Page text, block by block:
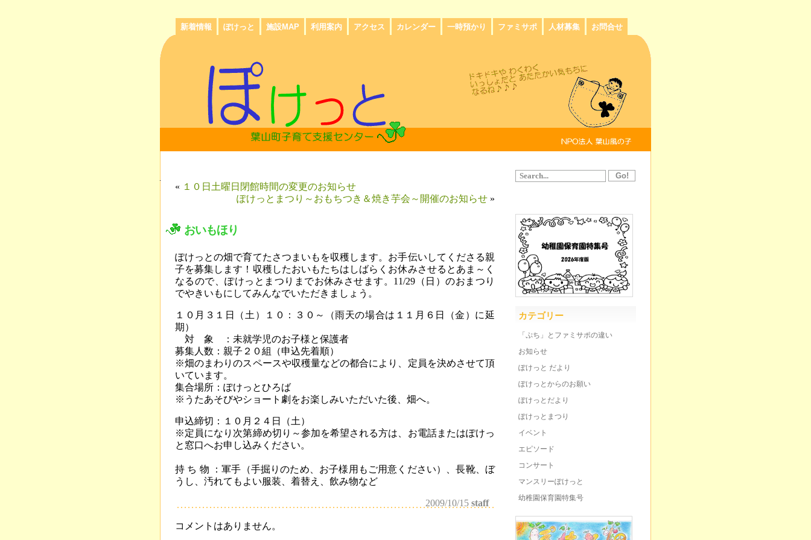
新着情報 ぽけっと 施設MAP 利用案内 アクセス カレンダー 一時預かり ファミサポ 人材募集 お問合せ
« １０日土曜日閉館時間の変更のお知らせ
ぽけっとまつり～おもちつき＆焼き芋会～開催のお知らせ »
おいもほり
ぽけっとの畑で育てたさつまいもを収穫します。お手伝いしてくださる親
子を募集します！収穫したおいもたちはしばらくお休みさせるとあま～く
なるので、ぽけっとまつりまでお休みさせます。11/29（日）のおまつり
でやきいもにしてみんなでいただきましょう。
１０月３１日（土）１０：３０～（雨天の場合は１１月６日（金）に延
期）
対 象 ：未就学児のお子様と保護者
募集人数：親子２０組（申込先着順）
※畑のまわりのスペースや収穫量などの都合により、定員を決めさせて頂
いています。
集合場所：ぽけっとひろば
※うたあそびやショート劇をお楽しみいただいた後、畑へ。
申込締切：１０月２４日（土）
※定員になり次第締め切り～参加を希望される方は、お電話またはぽけっ
と窓口へお申し込みください。
持 ち 物 ：軍手（手掘りのため、お子様用もご用意ください）、長靴、ぼ
うし、汚れてもよい服装、着替え、飲み物など
2009/10/15 staff
コメントはありません。
カテゴリー
「ぷち」とファミサポの違い
お知らせ
ぽけっと だより
ぽけっとからのお願い
ぽけっとだより
ぽけっとまつり
イベント
エピソード
コンサート
マンスリーぽけっと
幼稚園保育園特集号